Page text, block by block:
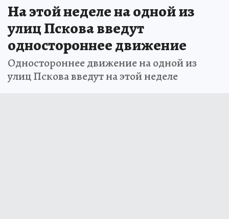
На этой неделе на одной из
улиц Пскова введут
одностороннее движение
Одностороннее движение на одной из
улиц Пскова введут на этой неделе